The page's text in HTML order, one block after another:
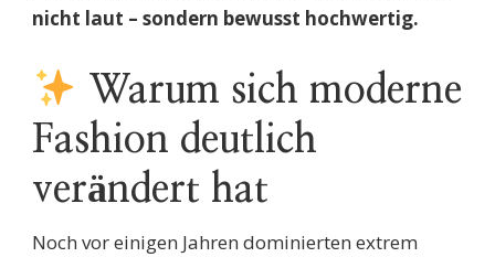
nicht laut – sondern bewusst hochwertig.
Warum sich moderne
Fashion deutlich
verändert hat
Noch vor einigen Jahren dominierten extrem